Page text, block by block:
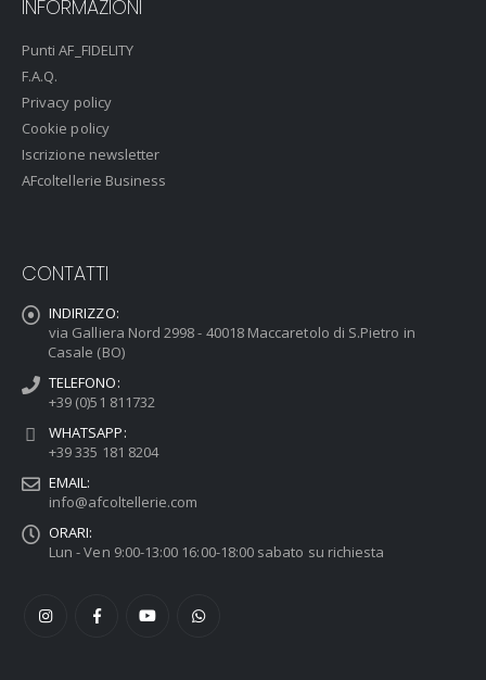
INFORMAZIONI
Punti AF_FIDELITY
F.A.Q.
Privacy policy
Cookie policy
Iscrizione newsletter
AFcoltellerie Business
CONTATTI
INDIRIZZO:
via Galliera Nord 2998 - 40018 Maccaretolo di S.Pietro in
Casale (BO)
TELEFONO:
+39 (0)51 811732
WHATSAPP:
+39 335 181 8204
EMAIL:
info@afcoltellerie.com
ORARI:
Lun - Ven 9:00-13:00 16:00-18:00 sabato su richiesta